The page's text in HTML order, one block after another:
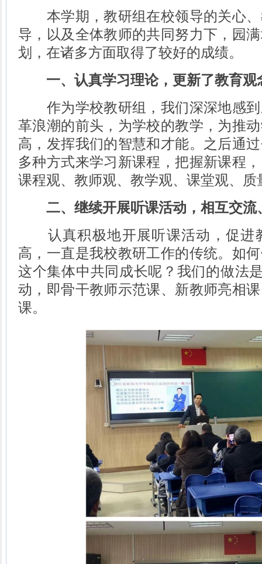
本学期，教研组在校领导的关心、
导，以及全体教师的共同努力下，园
划，在诸多方面取得了较好的成绩。
一、认真学习理论，更新了教育观
作为学校教研组，我们深深地感到
革浪潮的前头，为学校的教学，为推
高，发挥我们的智慧和才能。之后通
多种方式来学习新课程，把握新课程
课程观、教师观、教学观、课堂观、质
二、继续开展听课活动，相互交
认真积极地开展听课活动，促进
高，一直是我校教研工作的传统。如
这个集体中共同成长呢？我们的做法
动，即骨干教师示范课、新教师亮相
课。